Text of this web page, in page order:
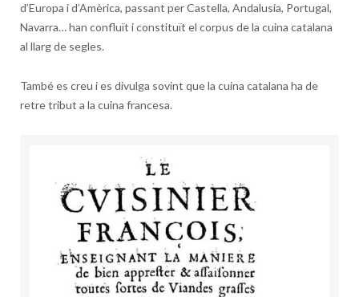
d’Europa i d’Amèrica, passant per Castella, Andalusia, Portugal,
Navarra… han confluït i constituït el corpus de la cuina catalana
al llarg de segles.
També es creu i es divulga sovint que la cuina catalana ha de
retre tribut a la cuina francesa.